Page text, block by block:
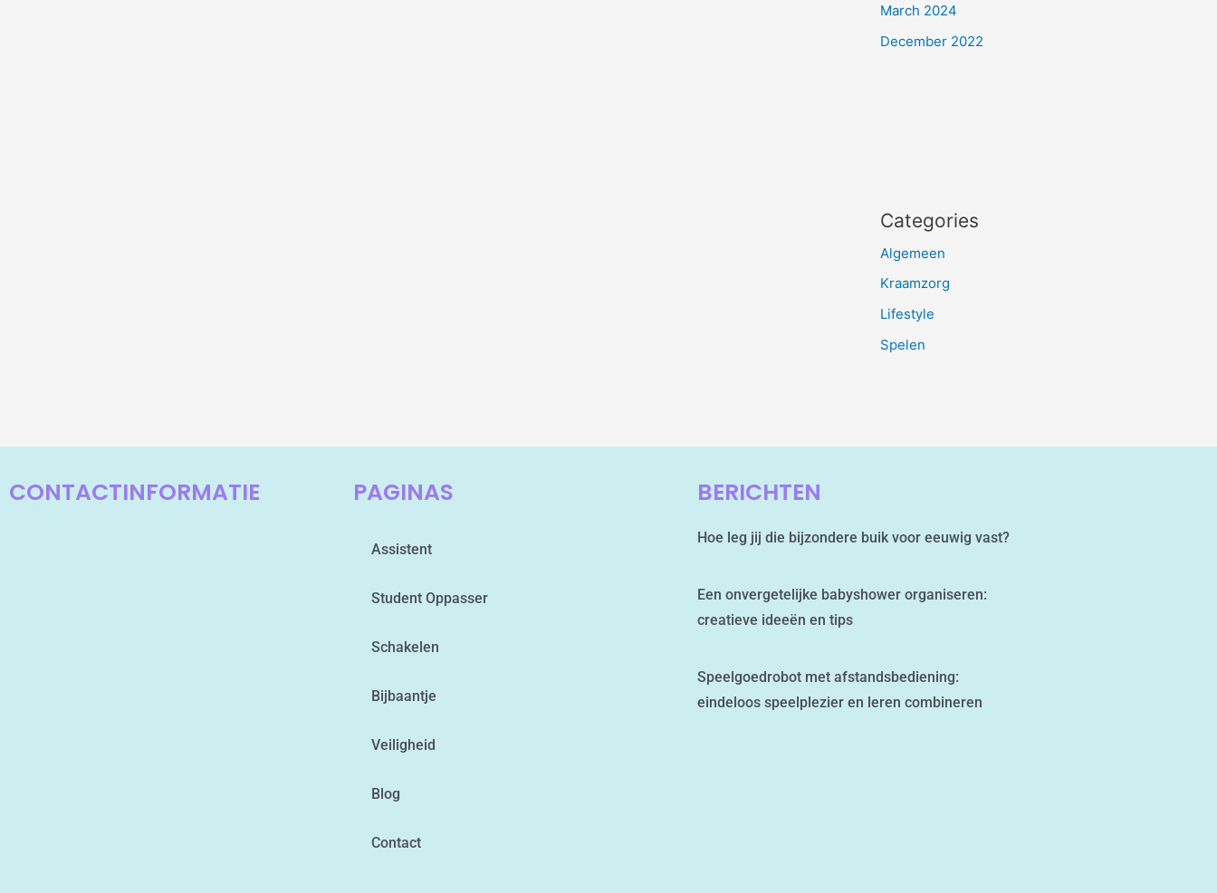
March 2024
December 2022
Categories
Algemeen
Kraamzorg
Lifestyle
Spelen
CONTACTINFORMATIE PAGINAS
Assistent
Student Oppasser
Schakelen
Bijbaantje
Veiligheid
Blog
Contact
BERICHTEN
Hoe leg jij die bijzondere buik voor eeuwig vast?
Een onvergetelijke babyshower organiseren:
creatieve ideeën en tips
Speelgoedrobot met afstandsbediening:
eindeloos speelplezier en leren combineren